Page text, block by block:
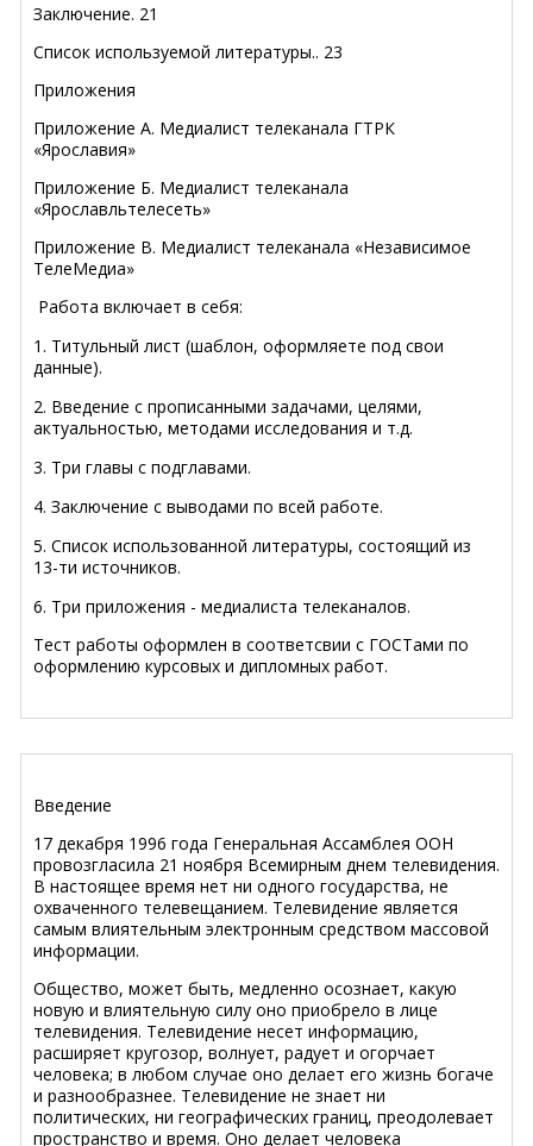
Заключение. 21
Список используемой литературы.. 23
Приложения
Приложение А. Медиалист телеканала ГТРК
«Ярославия»
Приложение Б. Медиалист телеканала
«Ярославльтелесеть»
Приложение В. Медиалист телеканала «Независимое
ТелеМедиа»
Работа включает в себя:
1. Титульный лист (шаблон, оформляете под свои
данные).
2. Введение с прописанными задачами, целями,
актуальностью, методами исследования и т.д.
3. Три главы с подглавами.
4. Заключение с выводами по всей работе.
5. Список использованной литературы, состоящий из
13-ти источников.
6. Три приложения - медиалиста телеканалов.
Тест работы оформлен в соответсвии с ГОСТами по
оформлению курсовых и дипломных работ.
Введение
17 декабря 1996 года Генеральная Ассамблея ООН
провозгласила 21 ноября Всемирным днем телевидения.
В настоящее время нет ни одного государства, не
охваченного телевещанием. Телевидение является
самым влиятельным электронным средством массовой
информации.
Общество, может быть, медленно осознает, какую
новую и влиятельную силу оно приобрело в лице
телевидения. Телевидение несет информацию,
расширяет кругозор, волнует, радует и огорчает
человека; в любом случае оно делает его жизнь богаче
и разнообразнее. Телевидение не знает ни
политических, ни географических границ, преодолевает
пространство и время. Оно делает человека